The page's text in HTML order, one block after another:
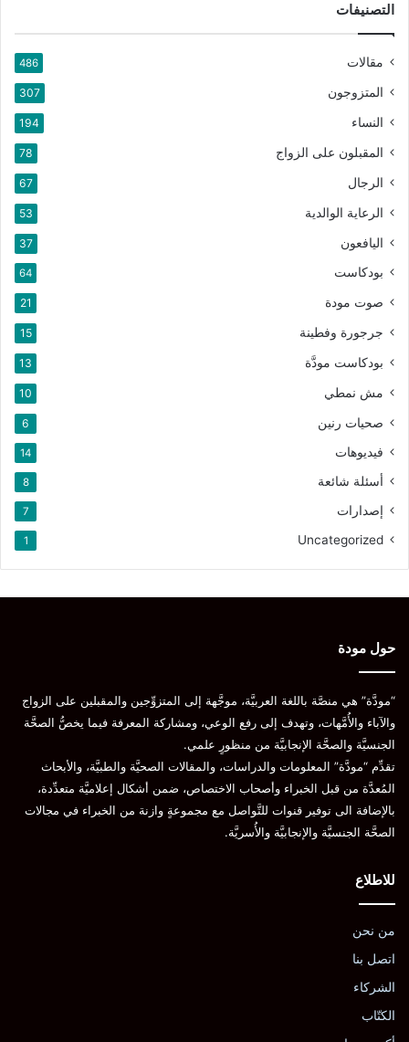
التصنيفات
مقالات 486
المتزوجون 307
النساء 194
المقبلون على الزواج 78
الرجال 67
الرعاية الوالدية 53
اليافعون 37
بودكاست 64
صوت مودة 21
جرجورة وفطينة 15
بودكاست مودَّة 13
مش نمطي 10
صحيات رنين 6
فيديوهات 14
أسئلة شائعة 8
إصدارات 7
Uncategorized
1
حول مودة
“مودَّة” هي منصَّة باللغة العربيَّة، موجَّهة إلى المتزوِّجين والمقبلين على الزواج
والآباء والأُمَّهات، وتهدف إلى رفع الوعي، ومشاركة المعرفة فيما يخصُّ الصحَّة
الجنسيَّة والصحَّة الإنجابيَّة من منظورٍ علمي.
تقدِّم “مودَّة” المعلومات والدراسات، والمقالات الصحيَّة والطبيَّة، والأبحاث
المُعدَّة من قبل الخبراء وأصحاب الاختصاص، ضمن أشكال إعلاميَّة متعدِّدة،
بالإضافة الى توفير قنوات للتَّواصل مع مجموعةٍ وازنة من الخبراء في مجالات
الصحَّة الجنسيَّة والإنجابيَّة والأُسريَّة.
للاطلاع
من نحن
اتصل بنا
الشركاء
الكتّاب